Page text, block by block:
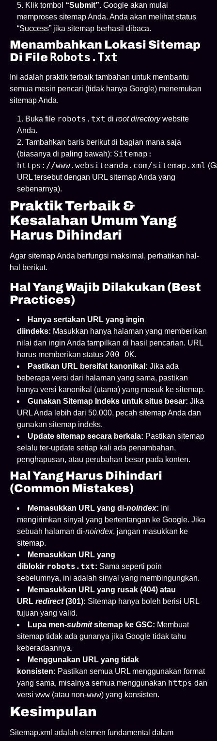
Klik tombol “Submit”. Google akan mulai
memproses sitemap Anda. Anda akan melihat status
“Success” jika sitemap berhasil dibaca.
Menambahkan Lokasi Sitemap
Di File Robots.txt
Ini adalah praktik terbaik tambahan untuk membantu
semua mesin pencari (tidak hanya Google) menemukan
sitemap Anda.
Buka file robots.txt di root directorywebsite
Anda.
Tambahkan baris berikut di bagian mana saja
(biasanya di paling bawah): Sitemap:
https://www.websiteanda.com/sitemap.xml
URL tersebut dengan URL sitemap Anda yang
sebenarnya).
Praktik Terbaik &
Kesalahan Umum Yang
Harus Dihindari
Agar sitemap Anda berfungsi maksimal, perhatikan hal-
hal berikut.
Hal Yang Wajib Dilakukan (Best
Practices)
Hanya sertakan URL yang ingin
diindeks: Masukkan hanya halaman yang memberikan
nilai dan ingin Anda tampilkan di hasil pencarian. URL
harus memberikan status 200 OK.
Pastikan URL bersifat kanonikal: Jika ada
beberapa versi dari halaman yang sama, pastikan
hanya versi kanonikal (utama) yang masuk ke sitemap.
Gunakan Sitemap Indeks untuk situs besar: Jika
URL Anda lebih dari 50.000, pecah sitemap Anda dan
gunakan sitemap indeks.
Update sitemap secara berkala: Pastikan sitemap
selalu ter-update setiap kali ada penambahan,
penghapusan, atau perubahan besar pada konten.
Hal Yang Harus Dihindari
(Common Mistakes)
Memasukkan URL yang di-noindex: Ini
mengirimkan sinyal yang bertentangan ke Google. Jika
sebuah halaman di-noindex, jangan masukkan ke
sitemap.
Memasukkan URL yang
diblokir robots.txt: Sama seperti poin
sebelumnya, ini adalah sinyal yang membingungkan.
Memasukkan URL yang rusak (404) atau
URL redirect(301): Sitemap hanya boleh berisi URL
tujuan yang valid.
Lupa men-submitsitemap ke GSC: Membuat
sitemap tidak ada gunanya jika Google tidak tahu
keberadaannya.
Menggunakan URL yang tidak
konsisten: Pastikan semua URL menggunakan format
yang sama, misalnya semua menggunakan https dan
versi www (atau non-www) yang konsisten.
Kesimpulan
Sitemap.xml adalah elemen fundamental dalam